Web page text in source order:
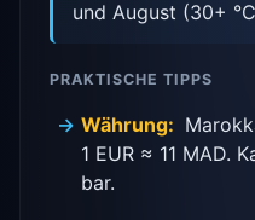
und August (30+
PRAKTISCHE TIPPS
Währung:
1 EUR ≈ 11 MAD.
bar.